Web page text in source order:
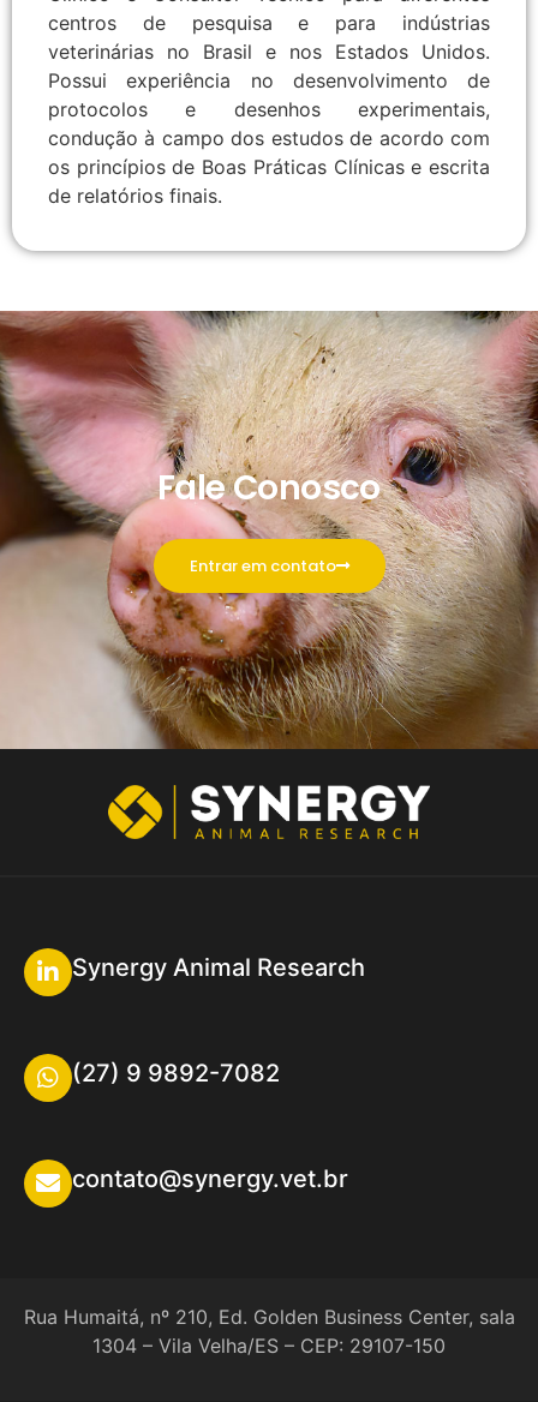
centros de pesquisa e para indústrias
veterinárias no Brasil e nos Estados Unidos.
Possui experiência no desenvolvimento de
protocolos e desenhos experimentais,
condução à campo dos estudos de acordo com
os princípios de Boas Práticas Clínicas e escrita
de relatórios finais.
Fale Conosco
Entrar em contato
Synergy Animal Research
(27) 9 9892-7082
contato@synergy.vet.br
Rua Humaitá, nº 210, Ed. Golden Business Center, sala
1304 – Vila Velha/ES – CEP: 29107-150